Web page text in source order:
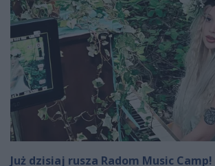
Już dzisiaj rusza Radom Music Camp!